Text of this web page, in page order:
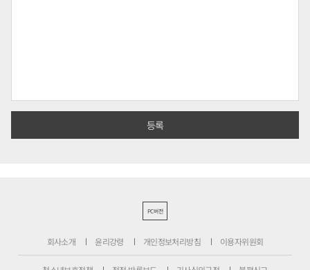
PC버전
회사소개 윤리강령 개인정보처리방침 이용자위원회